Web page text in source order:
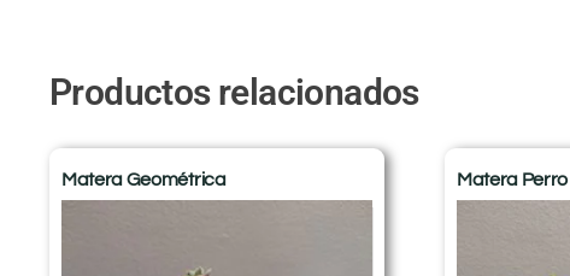
Productos relacionados
Matera Geométrica Matera Perro